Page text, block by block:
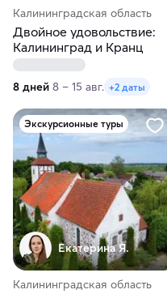
Калининградская область
Двойное удовольствие:
Калининград и Кранц
8 дней 8 – 15 авг. +2 даты
Экскурсионные туры
Екатерина Я.
Калининградская область